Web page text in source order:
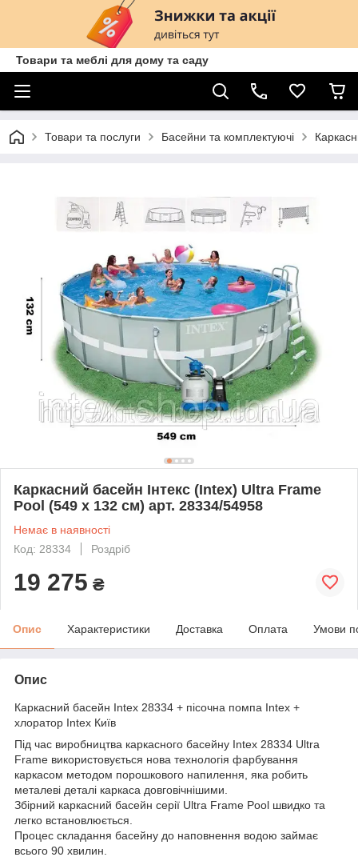
Товари та меблі для дому та саду
Товари та послуги Басейни та комплектуючі
Каркасний басейн Інтекс (Intex) Ultra Frame
Pool (549 x 132 см) арт. 28334/54958
Немає в наявності
Код: 28334
Роздріб
19 275 ₴
Опис Характеристики Доставка Оплата Умови
Опис
Каркасний басейн Intex 28334 + пісочна помпа Intex +
хлоратор Intex Київ
Під час виробництва каркасного басейну Intex 28334 Ultra
Frame використовується нова технологія фарбування
каркасом методом порошкового напилення, яка робить
металеві деталі каркаса довговічнішими.
Збірний каркасний басейн серії Ultra Frame Pool швидко та
легко встановлюється.
Процес складання басейну до наповнення водою займає
всього 90 хвилин.